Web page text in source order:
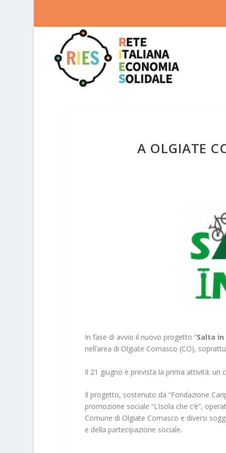
A OLGIATE
In fase di avvio il nuovo progetto “Salta in
nell’area di Olgiate Comasco (CO),
Il 21 giugno è prevista la prima attività:
Il progetto, sostenuto da “Fondazione
promozione sociale “L’isola che c’è”,
Comune di Olgiate Comasco e diversi
e della partecipazione sociale.